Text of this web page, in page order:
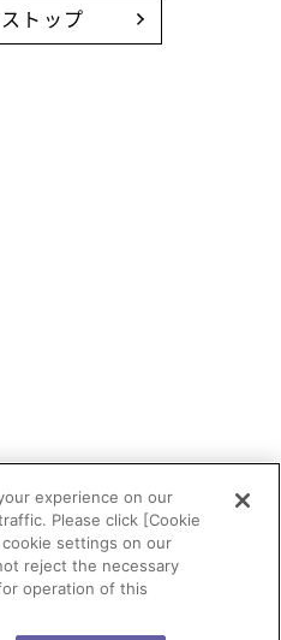
トップ
experience on our
Please click [Cookie
settings on our
reject the necessary
operation of this